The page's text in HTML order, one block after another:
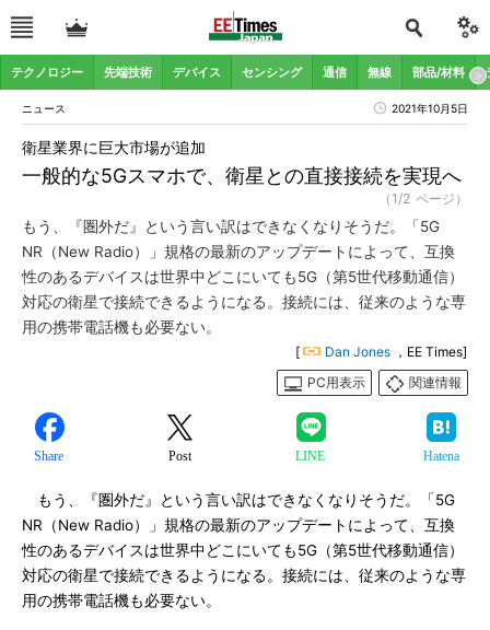
テクノロジー 先端技術 デバイス センシング 通信 無線 部品/材料
ニュース 2021年10月5日
一般的な5Gスマホで、衛星との直接接続を実現へ
衛星業界に巨大市場が追加
（1/2 ページ）
もう、『圏外だ』という言い訳はできなくなりそうだ。「5G
NR（New Radio）」規格の最新のアップデートによって、互換
性のあるデバイスは世界中どこにいても5G（第5世代移動通信）
対応の衛星で接続できるようになる。接続には、従来のような専
用の携帯電話機も必要ない。
[ Dan Jones ，EE Times]
PC用表示
関連情報
Share Post LINE Hatena
もう、『圏外だ』という言い訳はできなくなりそうだ。「5G
NR（New Radio）」規格の最新のアップデートによって、互換
性のあるデバイスは世界中どこにいても5G（第5世代移動通信）
対応の衛星で接続できるようになる。接続には、従来のような専
用の携帯電話機も必要ない。